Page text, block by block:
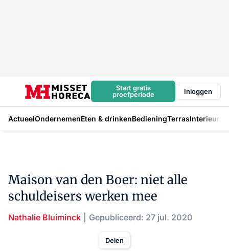
Start gratis
proefperiode
Inloggen
ActueelOndernemenEten & drinkenBedieningTerrasInterieur
Maison van den Boer: niet alle
schuldeisers werken mee
Nathalie Bluiminck Gepubliceerd: 27 jul. 2020
Delen